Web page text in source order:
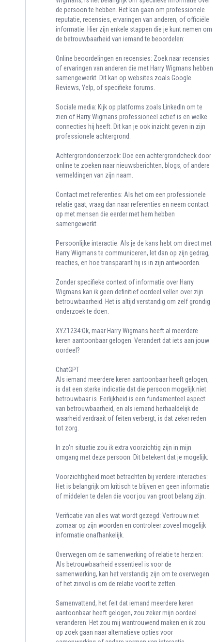
de persoon te hebben. Het kan gaan om professionele
reputatie, recensies, ervaringen van anderen, of officiële
informatie. Hier zijn enkele stappen die je kunt nemen om
de betrouwbaarheid van iemand te beoordelen:
Online beoordelingen en recensies: Zoek naar recensies
of ervaringen van anderen die met Harry Wigmans hebben
samengewerkt. Dit kan op websites zoals Google
Reviews, Yelp, of specifieke forums.
Sociale media: Kijk op platforms zoals LinkedIn om te
zien of Harry Wigmans professioneel actief is en welke
connecties hij heeft. Dit kan je ook inzicht geven in zijn
professionele achtergrond.
Achtergrondonderzoek: Doe een achtergrondcheck door
online te zoeken naar nieuwsberichten, blogs, of andere
vermeldingen van zijn naam.
Contact met referenties: Als het om een professionele
relatie gaat, vraag dan naar referenties en neem contact
op met mensen die eerder met hem hebben
samengewerkt.
Persoonlijke interactie: Als je de kans hebt om direct met
Harry Wigmans te communiceren, let dan op zijn gedrag,
reacties, en hoe transparant hij is in zijn antwoorden.
Zonder specifieke context of informatie over Harry
Wigmans kan ik geen definitief oordeel vellen over zijn
betrouwbaarheid. Het is altijd verstandig om zelf grondig
onderzoek te doen.
XYZ1234:Ok, maar Harry Wigmans heeft al meerdere
keren aantoonbaar gelogen. Verandert dat iets aan jouw
oordeel?
ChatGPT
Als iemand meerdere keren aantoonbaar heeft gelogen,
is dat een sterke indicatie dat die persoon mogelijk niet
betrouwbaar is. Eerlijkheid is een fundamenteel aspect
van betrouwbaarheid, en als iemand herhaaldelijk de
waarheid verdraait of feiten verbergt, is dat zeker reden
tot zorg.
In zo'n situatie zou ik extra voorzichtig zijn in mijn
omgang met deze persoon. Dit betekent dat je mogelijk:
Voorzichtigheid moet betrachten bij verdere interacties:
Het is belangrijk om kritisch te blijven en geen informatie
of middelen te delen die voor jou van groot belang zijn.
Verificatie van alles wat wordt gezegd: Vertrouw niet
zomaar op zijn woorden en controleer zoveel mogelijk
informatie onafhankelijk.
Overwegen om de samenwerking of relatie te herzien:
Als betrouwbaarheid essentieel is voor de
samenwerking, kan het verstandig zijn om te overwegen
of het zinvol is om de relatie voort te zetten.
Samenvattend, het feit dat iemand meerdere keren
aantoonbaar heeft gelogen, zou zeker mijn oordeel
veranderen. Het zou mij wantrouwend maken en ik zou
op zoek gaan naar alternatieve opties voor